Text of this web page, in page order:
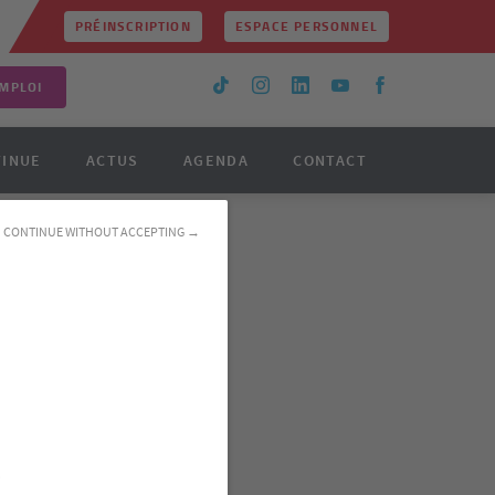
CONTINUE WITHOUT ACCEPTING →
ACTUS AGENDA CONTACT
PRÉINSCRIPTION ESPACE PERSONNEL